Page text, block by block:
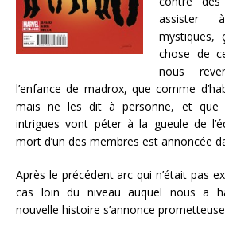
assister
mystiques,
chose de
nous
l’enfance de madrox, que comme
mais ne les dit à personne, et que
intrigues vont péter à la gueule de
mort d’un des membres est annoncée
Après le précédent arc qui n’était pas
cas loin du niveau auquel nous a
nouvelle histoire s’annonce